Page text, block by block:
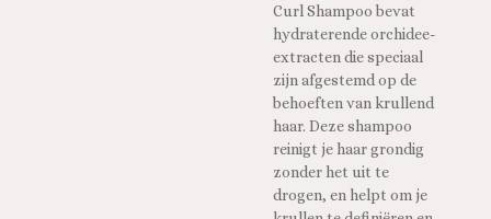
Curl Shampoo bevat
hydraterende orchidee-
extracten die speciaal
zijn afgestemd op de
behoeften van krullend
haar. Deze shampoo
reinigt je haar grondig
zonder het uit te
drogen, en helpt om je